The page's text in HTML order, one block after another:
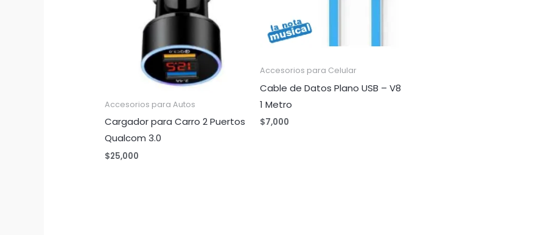
Accesorios para Autos
Cargador para Carro 2 Puertos
Qualcom 3.0
$25,000
Accesorios para Celular
Cable de Datos Plano USB – V8
1 Metro
$7,000